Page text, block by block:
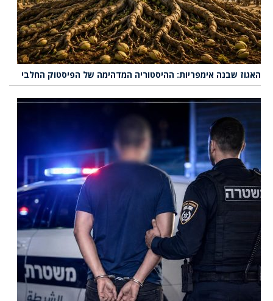
האגוז שבנה אימפריות: ההיסטוריה המדהימה של הפיסטוק החלבי